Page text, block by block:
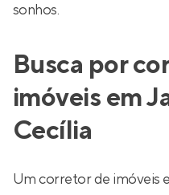
sonhos.
Busca por
imóveis em
Cecília
Um corretor de imóveis